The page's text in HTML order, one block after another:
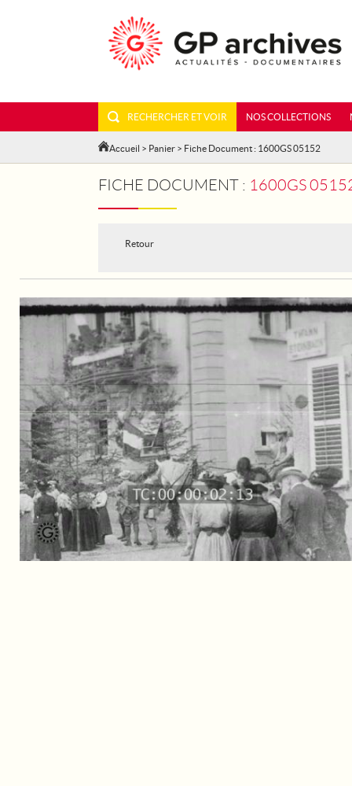
RECHERCHER ET VOIR NOS COLLECTIONS
Accueil > Panier > Fiche Document : 1600GS 05152
FICHE DOCUMENT : 1600GS
Retour